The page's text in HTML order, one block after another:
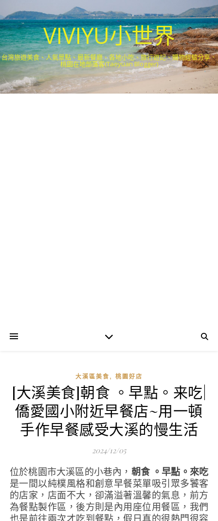
VIVIYU小世界
台灣旅遊美食、人氣景點、最新餐廳、各地小吃、旅行遊記、購物經驗分享．
桃園在地部落客(Taoyuan Blogger)
大溪區美食 , 桃園好店
[大溪美食]朝食 。早點。来吃|
僑愛國小附近早餐店~用一頓
手作早餐感受大溪的慢生活
2024/12/05
位於桃園市大溪區的小巷內， 朝食 。早點。來吃
是一間以純樸風格和創意早餐菜單吸引眾多饕客
的店家，店面不大，卻滿溢著溫馨的氣息，前方
為餐點製作區，後方則是內用座位用餐區，我們